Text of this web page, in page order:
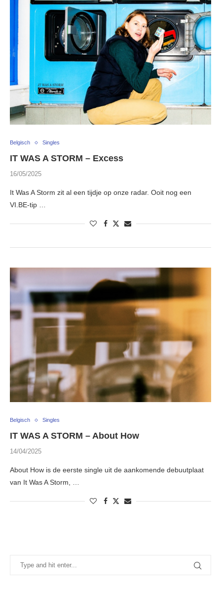
Belgisch Singles
IT WAS A STORM – Excess
16/05/2025
It Was A Storm zit al een tijdje op onze radar. Ooit nog een
VI.BE-tip …
Belgisch Singles
IT WAS A STORM – About How
14/04/2025
About How is de eerste single uit de aankomende debuutplaat
van It Was A Storm, …